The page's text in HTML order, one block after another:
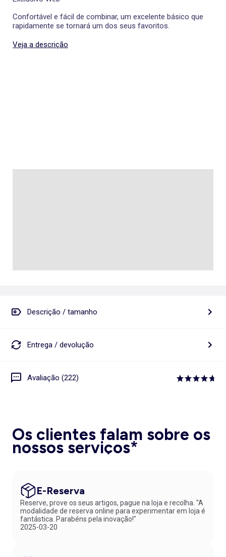
Confortável e fácil de combinar, um excelente básico que
rapidamente se tornará um dos seus favoritos.
Veja a descrição
Descrição / tamanho
Entrega / devolução
Avaliação (222)
Os clientes falam sobre os
nossos serviços*
E-Reserva
Reserve, prove os seus artigos, pague na loja e recolha. "A
modalidade de reserva online para experimentar em loja é
fantástica. Parabéns pela inovação!"
2025-03-20